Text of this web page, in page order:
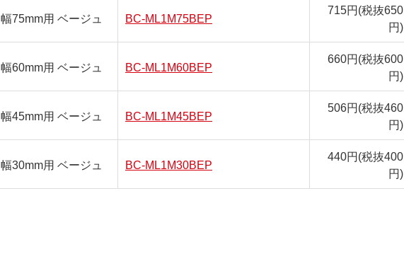
幅75mm用 ベージュ BC-ML1M75BEP 715円(税抜650
円)
幅60mm用 ベージュ BC-ML1M60BEP 660円(税抜600
円)
幅45mm用 ベージュ BC-ML1M45BEP 506円(税抜460
円)
幅30mm用 ベージュ BC-ML1M30BEP 440円(税抜400
円)